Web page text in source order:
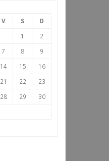
V S
D
1
2
7 8
9
14 15
16
21 22
23
28 29
30